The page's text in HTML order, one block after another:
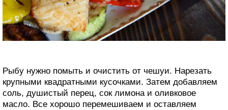
Рыбу нужно помыть и очистить от чешуи. Нарезать
крупными квадратными кусочками. Затем добавляем
соль, душистый перец, сок лимона и оливковое
масло. Все хорошо перемешиваем и оставляем